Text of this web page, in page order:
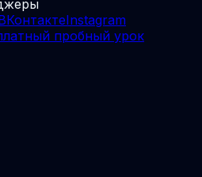
Instagram
пробный урок